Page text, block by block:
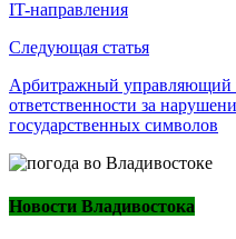
записям
IT-направления
Следующая статья
Арбитражный управляющий
ответственности за
государственных символов
Новости Владивостока